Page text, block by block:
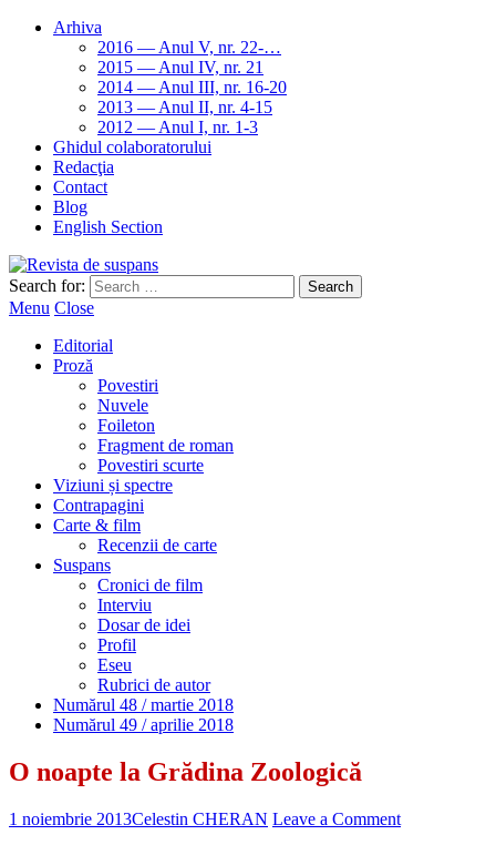
Arhiva
2016 — Anul V, nr. 22-…
2015 — Anul IV, nr. 21
2014 — Anul III, nr. 16-20
2013 — Anul II, nr. 4-15
2012 — Anul I, nr. 1-3
Ghidul colaboratorului
Redacţia
Contact
Blog
English Section
Search for:
Menu Close
Editorial
Proză
Povestiri
Nuvele
Foileton
Fragment de roman
Povestiri scurte
Viziuni și spectre
Contrapagini
Carte & film
Recenzii de carte
Suspans
Cronici de film
Interviu
Dosar de idei
Profil
Eseu
Rubrici de autor
Numărul 48 / martie 2018
Numărul 49 / aprilie 2018
O noapte la Grădina Zoologică
1 noiembrie 2013Celestin CHERAN Leave a Comment